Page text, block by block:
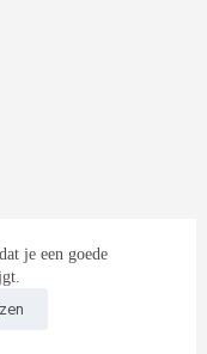
je een goede